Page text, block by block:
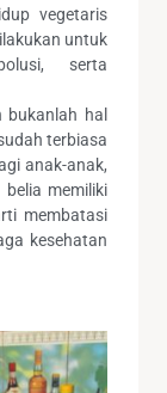
vegetaris
untuk
serta
hal
terbiasa
anak-anak,
memiliki
membatasi
kesehatan